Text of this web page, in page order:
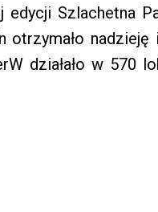
edycji Szlachetna
otrzymało
działało w 570